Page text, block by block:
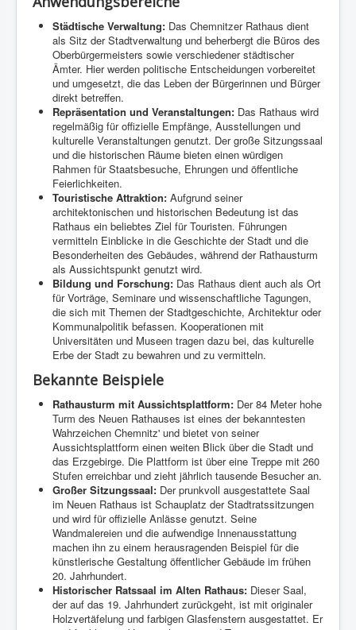
Städtische Verwaltung: Das Chemnitzer Rathaus dient
als Sitz der Stadtverwaltung und beherbergt die Büros des
Oberbürgermeisters sowie verschiedener städtischer
Ämter. Hier werden politische Entscheidungen vorbereitet
und umgesetzt, die das Leben der Bürgerinnen und Bürger
direkt betreffen.
Repräsentation und Veranstaltungen: Das Rathaus wird
regelmäßig für offizielle Empfänge, Ausstellungen und
kulturelle Veranstaltungen genutzt. Der große Sitzungssaal
und die historischen Räume bieten einen würdigen
Rahmen für Staatsbesuche, Ehrungen und öffentliche
Feierlichkeiten.
Touristische Attraktion: Aufgrund seiner
architektonischen und historischen Bedeutung ist das
Rathaus ein beliebtes Ziel für Touristen. Führungen
vermitteln Einblicke in die Geschichte der Stadt und die
Besonderheiten des Gebäudes, während der Rathausturm
als Aussichtspunkt genutzt wird.
Bildung und Forschung: Das Rathaus dient auch als Ort
für Vorträge, Seminare und wissenschaftliche Tagungen,
die sich mit Themen der Stadtgeschichte, Architektur oder
Kommunalpolitik befassen. Kooperationen mit
Universitäten und Museen tragen dazu bei, das kulturelle
Erbe der Stadt zu bewahren und zu vermitteln.
Bekannte Beispiele
Rathausturm mit Aussichtsplattform: Der 84 Meter hohe
Turm des Neuen Rathauses ist eines der bekanntesten
Wahrzeichen Chemnitz' und bietet von seiner
Aussichtsplattform einen weiten Blick über die Stadt und
das Erzgebirge. Die Plattform ist über eine Treppe mit 260
Stufen erreichbar und zieht jährlich tausende Besucher an.
Großer Sitzungssaal: Der prunkvoll ausgestattete Saal
im Neuen Rathaus ist Schauplatz der Stadtratssitzungen
und wird für offizielle Anlässe genutzt. Seine
Wandmalereien und die aufwendige Innenausstattung
machen ihn zu einem herausragenden Beispiel für die
künstlerische Gestaltung öffentlicher Gebäude im frühen
20. Jahrhundert.
Historischer Ratssaal im Alten Rathaus: Dieser Saal,
der auf das 19. Jahrhundert zurückgeht, ist mit originaler
Holzvertäfelung und farbigen Glasfenstern ausgestattet. Er